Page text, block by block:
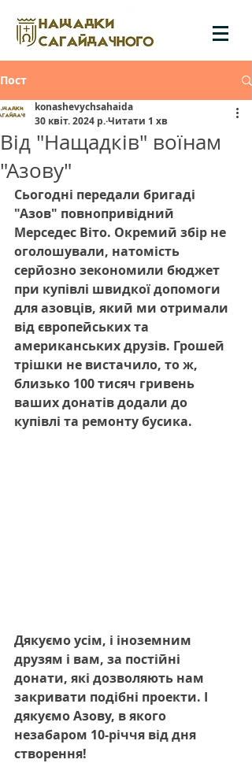
Пост
Від "Нащадків" воїнам
"Азову"
konashevychsahaida
30 квіт. 2024 р.Читати 1 хв
Сьогодні передали бригаді
"Азов" повнопривідний
Мерседес Віто. Окремий збір не
оголошували, натомість
серйозно зекономили бюджет
при купівлі швидкої допомоги
для азовців, який ми отримали
від європейських та
американських друзів. Грошей
трішки не вистачило, то ж,
близько 100 тисяч гривень
ваших донатів додали до
купівлі та ремонту бусика.
Дякуємо усім, і іноземним
друзям і вам, за постійні
донати, які дозволяють нам
закривати подібні проекти. І
дякуємо Азову, в якого
незабаром 10-річчя від дня
створення!